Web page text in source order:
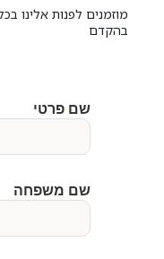
מוזמנים לפנות אלינו
בהקדם